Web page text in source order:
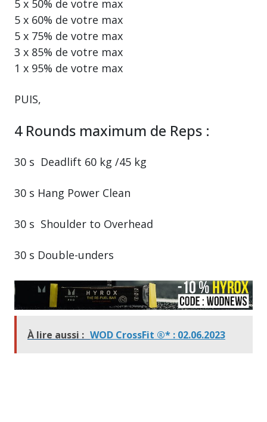
5 x 50% de votre max
5 x 60% de votre max
5 x 75% de votre max
3 x 85% de votre max
1 x 95% de votre max
PUIS,
4 Rounds maximum de Reps :
30 s Deadlift 60 kg /45 kg
30 s Hang Power Clean
30 s Shoulder to Overhead
30 s Double-unders
À lire aussi : WOD CrossFit ®* : 02.06.2023